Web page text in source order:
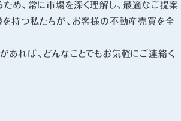
め、常に市場を深く理解し、最適なご提案
持つ私たちが、お客様の不動産売買を全
れば、どんなことでもお気軽にご連絡く